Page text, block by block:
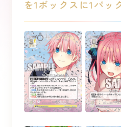
を1ボックスに1パッ